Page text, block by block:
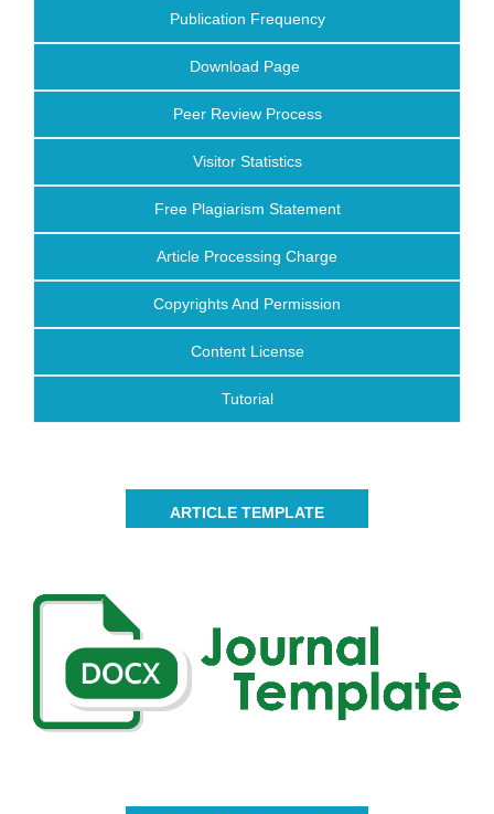
Publication Frequency
Download Page
Peer Review Process
Visitor Statistics
Free Plagiarism Statement
Article Processing Charge
Copyrights And Permission
Content License
Tutorial
ARTICLE TEMPLATE